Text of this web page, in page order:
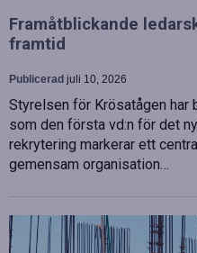
Framåtblickande
framtid
Publicerad juli 10, 2026
Styrelsen för Krösatågen har
som den första vd:n för det
rekrytering markerar ett
gemensam organisation…